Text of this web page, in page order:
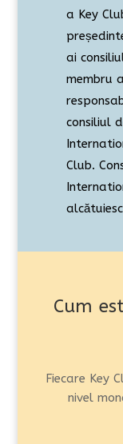
a Key
ai
membru
consiliul
Club.
Cum
Fiecare Key
nivel